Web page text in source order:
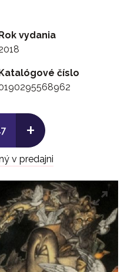
Rok vydania
Katalógové číslo
+
v predajni